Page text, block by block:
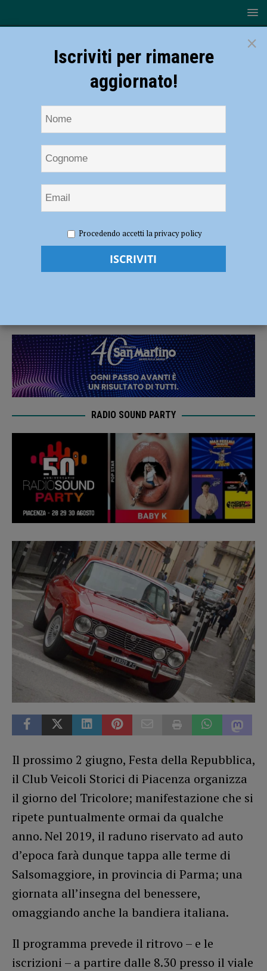
per il Club Veicoli Storici di Piacenza
Giorno del Tricolore per il Club Veicoli
RADIO SOUND PARTY
Il prossimo 2 giugno, Festa della Repubblica,
il Club Veicoli Storici di Piacenza organizza
il giorno del Tricolore; manifestazione che si
ripete puntualmente ormai da qualche
anno. Nel 2019, il raduno riservato ad auto
d’epoca farà dunque tappa alle terme di
Salsomaggiore, in provincia di Parma; una
giornata all’insegna del benessere,
omaggiando anche la bandiera italiana.
Il programma prevede il ritrovo – e le
iscrizioni – a partire dalle 8.30 presso il viale
×
Iscriviti per rimanere
aggiornato!
Procedendo accetti la privacy policy